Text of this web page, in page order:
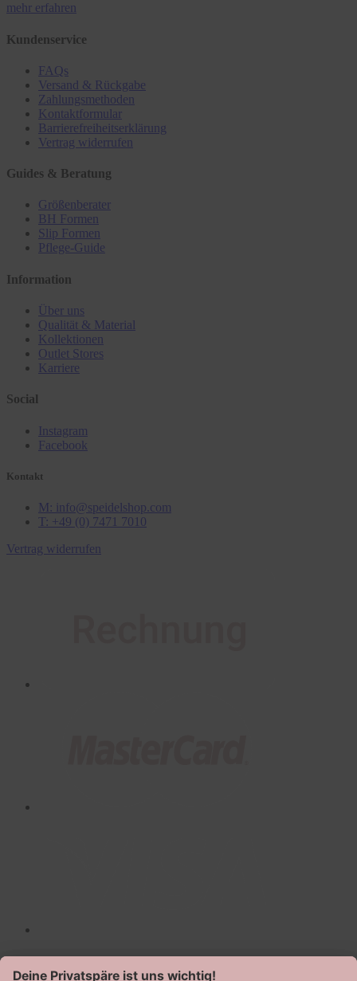
mehr erfahren
Kundenservice
FAQs
Versand & Rückgabe
Zahlungsmethoden
Kontaktformular
Barrierefreiheitserklärung
Vertrag widerrufen
Guides & Beratung
Größenberater
BH Formen
Slip Formen
Pflege-Guide
Information
Über uns
Qualität & Material
Kollektionen
Outlet Stores
Karriere
Social
Instagram
Facebook
Kontakt
M: info@speidelshop.com
T: +49 (0) 7471 7010
Vertrag widerrufen